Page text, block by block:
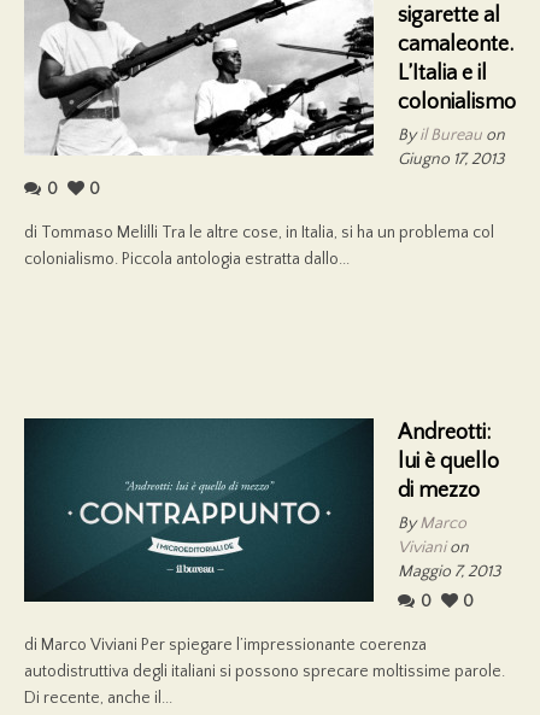
sigarette al
camaleonte.
L’Italia e il
colonialismo
Byil Bureau on
Giugno 17, 2013
0
0
di Tommaso Melilli Tra le altre cose, in Italia, si ha un problema col
colonialismo. Piccola antologia estratta dallo...
Andreotti:
lui è quello
di mezzo
ByMarco
Vivianion
Maggio 7, 2013
0
0
di Marco Viviani Per spiegare l’impressionante coerenza
autodistruttiva degli italiani si possono sprecare moltissime parole.
Di recente, anche il...